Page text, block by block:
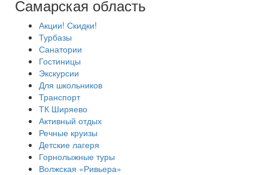
Самарская область
Акции! Скидки!
Турбазы
Санатории
Гостиницы
Экскурсии
Для школьников
Транспорт
ТК Ширяево
Активный отдых
Речные круизы
Детские лагеря
Горнолыжные туры
Волжская «Ривьера»